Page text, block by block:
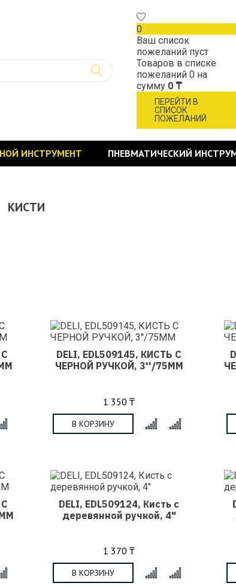
0
Ваш список
пожеланий пуст
Товаров в списке
пожеланий 0 на
сумму 0 ₸
ПЕРЕЙТИ В
СПИСОК
ПОЖЕЛАНИЙ
ИНСТРУМЕНТ ПНЕВМАТИЧЕСКИЙ
КИСТИ
DELI, EDL509145, КИСТЬ С
ЧЕРНОЙ РУЧКОЙ, 3''/75ММ
1 350 ₸
В КОРЗИНУ
DELI, EDL509124, Кисть с
деревянной ручкой, 4"
1 370 ₸
В КОРЗИНУ